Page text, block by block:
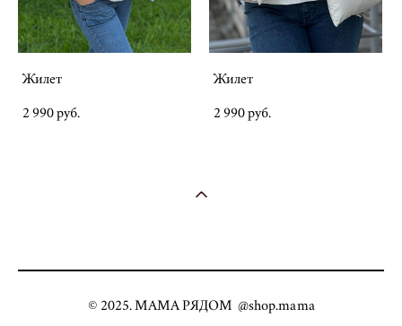
Жилет
2 990 pуб.
Жилет
2 990 pуб.
© 2025. МАМА РЯДОМ @shop.mama